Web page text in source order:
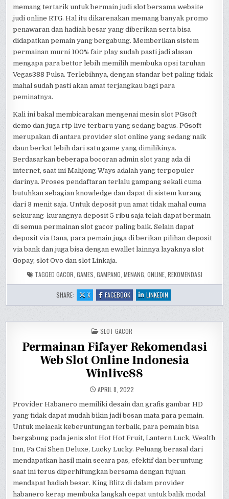
memang tertarik untuk bermain judi slot bersama website
judi online RTG. Hal itu dikarenakan memang banyak promo
penawaran dan hadiah besar yang diberikan serta bisa
didapatkan pemain yang bergabung. Memberikan sistem
permainan murni 100% fair play sudah pasti jadi alasan
mengapa para bettor lebih memilih membuka opsi taruhan
Vegas388 Pulsa. Terlebihnya, dengan standar bet paling tidak
mahal sudah pasti akan amat terjangkau bagi para
peminatnya.
Kali ini bakal membicarakan mengenai mesin slot PGsoft
demo dan juga rtp live terbaru yang sedang bagus. PGsoft
merupakan di antara provider slot online yang sedang naik
daun berkat lebih dari satu game yang dimilikinya.
Berdasarkan beberapa bocoran admin slot yang ada di
internet, saat ini Mahjong Ways adalah yang terpopuler
darinya. Proses pendaftaran terlalu gampang sekali cuma
butuhkan sebagian knowledge dan dapat di sistem kurang
dari 3 menit saja. Untuk deposit pun amat tidak mahal cuma
sekurang-kurangnya deposit 5 ribu saja telah dapat bermain
di semua permainan slot gacor paling baik. Selain dapat
deposit via Dana, para pemain juga di berikan pilihan deposit
via bank dan juga bisa dengan ewallet lainnya layaknya slot
Gopay, slot Ovo dan slot Linkaja.
TAGGED GACOR GAMES GAMPANG MENANG ONLINE, REKOMENDASI
SHARE: X:
REKOMENDASI
GAMES
SOFT
GAMPANG
MENANG
FACEBOOK:
REKOMENDASI
GAMES
SOFT
GAMPANG
MENANG
LINKEDIN
REKOMENDASI
GAMES
GAMPANG
MENANG
POSTED
IN
SLOT GACOR
Permainan Fifayer Rekomendasi
Web Slot Online Indonesia
Winlive88
APRIL 8, 2022
Provider Habanero memiliki desain dan grafis gambar HD
yang tidak dapat mudah bikin jadi bosan mata para pemain.
Untuk melacak keberuntungan terbaik, para pemain bisa
bergabung pada jenis slot Hot Hot Fruit, Lantern Luck, Wealth
Inn, Fa Cai Shen Deluxe, Lucky Lucky. Peluang berasal dari
mendapatkan hasil main secara pas, efektif dan beruntung
saat ini terus diperhitungkan bersama dengan tujuan
mendapat hadiah besar. King Blitz di dalam provider
habanero kerap membuka langkah cepat untuk balik modal